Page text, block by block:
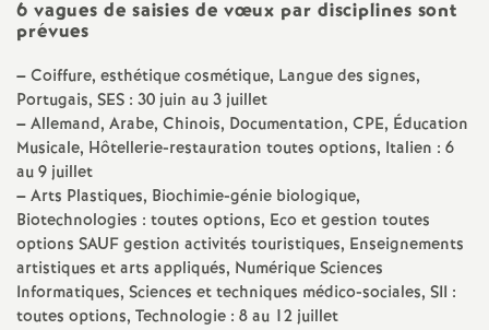
s
d
e
S
e
6 vagues de saisies de vœux par disciplines sont
prévues
–Coiffure, esthétique cosmétique, Langue des signes,
Portugais, SES : 30 juin au 3 juillet
–Allemand, Arabe, Chinois, Documentation, CPE, Éducation
Musicale, Hôtellerie-restauration toutes options, Italien : 6
au 9 juillet
–Arts Plastiques, Biochimie-génie biologique,
Biotechnologies : toutes options, Eco et gestion toutes
options SAUFgestion activités touristiques, Enseignements
artistiques et arts appliqués, Numérique Sciences
Informatiques, Sciences et techniques médico-sociales, SII :
toutes options, Technologie : 8 au 12 juillet